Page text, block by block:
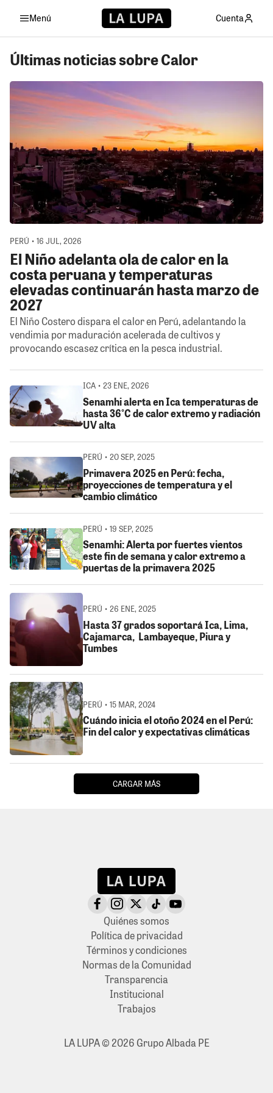
Menú Cuenta
Últimas noticias sobre Calor
PERÚ • 16 JUL, 2026
El Niño adelanta ola de calor en la
costa peruana y temperaturas
elevadas continuarán hasta marzo de
2027
El Niño Costero dispara el calor en Perú, adelantando la
vendimia por maduración acelerada de cultivos y
provocando escasez crítica en la pesca industrial.
ICA • 23 ENE, 2026
Senamhi alerta en Ica temperaturas de
hasta 36°C de calor extremo y radiación
UV alta
PERÚ • 20 SEP, 2025
Primavera 2025 en Perú: fecha,
proyecciones de temperatura y el
cambio climático
PERÚ • 19 SEP, 2025
Senamhi: Alerta por fuertes vientos
este fin de semana y calor extremo a
puertas de la primavera 2025
PERÚ • 26 ENE, 2025
Hasta 37 grados soportará Ica, Lima,
Cajamarca, Lambayeque, Piura y
Tumbes
PERÚ • 15 MAR, 2024
Cuándo inicia el otoño 2024 en el Perú:
Fin del calor y expectativas climáticas
CARGAR MÁS
Quiénes somos
Política de privacidad
Términos y condiciones
Normas de la Comunidad
Transparencia
Institucional
Trabajos
LA LUPA © 2026 Grupo Albada PE